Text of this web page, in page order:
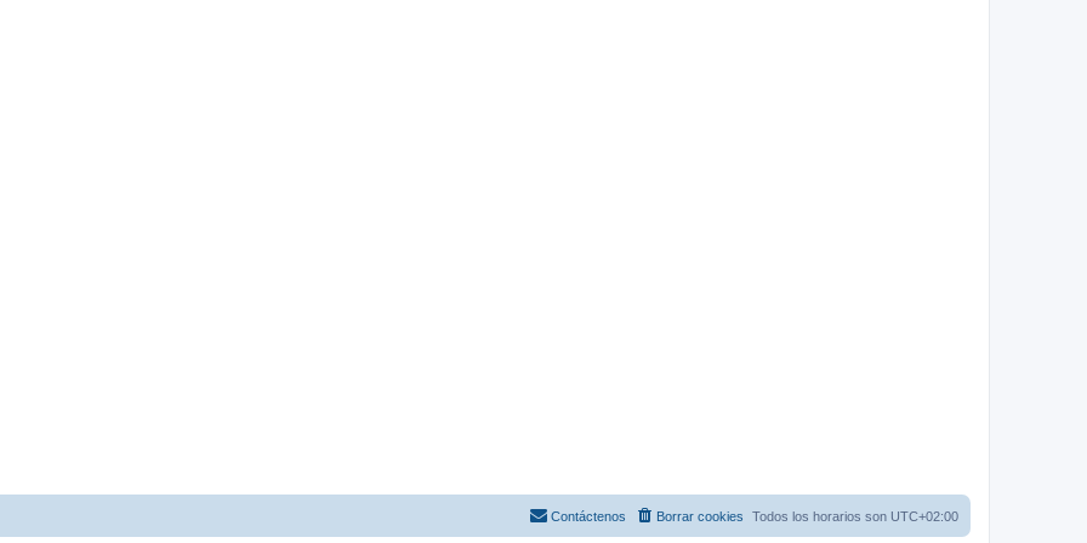
Todos los horarios son UTC+02:00
Borrar cookies
Contáctenos